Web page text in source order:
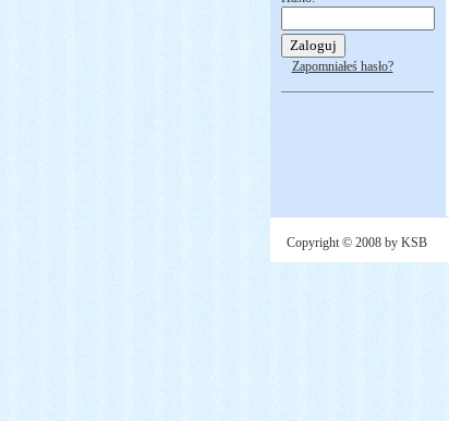
Zapomniałeś hasło?
Copyright © 2008 by KSB